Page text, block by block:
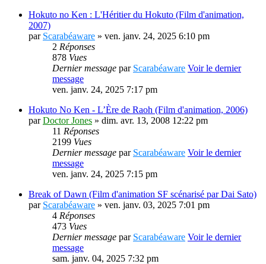
Hokuto no Ken : L'Héritier du Hokuto (Film d'animation,
2007)
par Scarabéaware » ven. janv. 24, 2025 6:10 pm
2 Réponses
878 Vues
Dernier message par Scarabéaware Voir le dernier
message
ven. janv. 24, 2025 7:17 pm
Hokuto No Ken - L’Ère de Raoh (Film d'animation, 2006)
parDoctor Jones » dim. avr. 13, 2008 12:22 pm
11 Réponses
2199 Vues
Dernier message par Scarabéaware Voir le dernier
message
ven. janv. 24, 2025 7:15 pm
Break of Dawn (Film d'animation SF scénarisé par Dai Sato)
par Scarabéaware » ven. janv. 03, 2025 7:01 pm
4 Réponses
473 Vues
Dernier message par Scarabéaware Voir le dernier
message
sam. janv. 04, 2025 7:32 pm